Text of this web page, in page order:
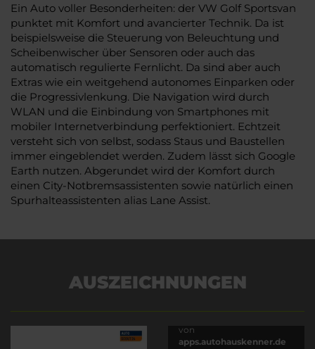
Ein Auto voller Besonderheiten: der VW Golf Sportsvan
punktet mit Komfort und avancierter Technik. Da ist
beispielsweise die Steuerung von Beleuchtung und
Scheibenwischer über Sensoren oder auch das
automatisch regulierte Fernlicht. Da sind aber auch
Extras wie ein weitgehend autonomes Einparken oder
die Progressivlenkung. Die Navigation wird durch
WLAN und die Einbindung von Smartphones mit
mobiler Internetverbindung perfektioniert. Echtzeit
versteht sich von selbst, sodass Staus und Baustellen
immer eingeblendet werden. Zudem lässt sich Google
Earth nutzen. Abgerundet wird der Komfort durch
einen City-Notbremsassistenten sowie natürlich einen
Spurhalteassistenten alias Lane Assist.
AUSZEICHNUNGEN
von
apps.autohauskenner.de